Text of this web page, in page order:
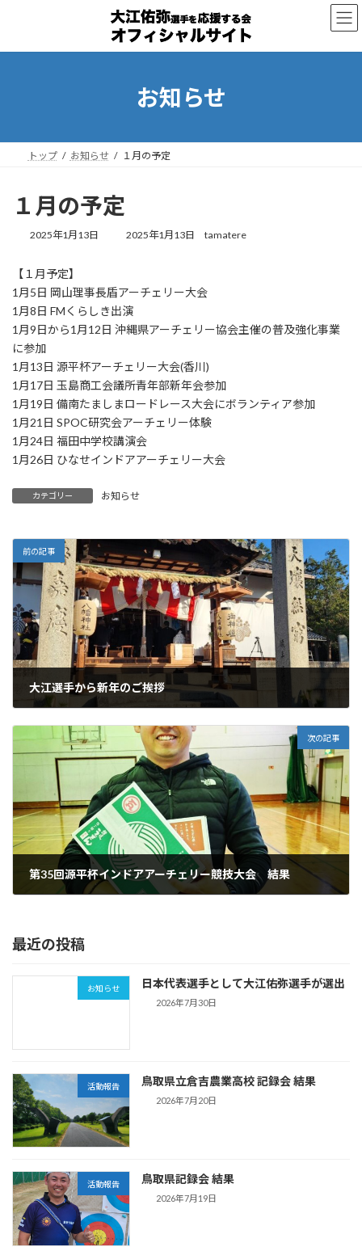
ン
ー
お知らせ
トップ お知らせ １月の予定
１月の予定
2025年1月13日
最
日
時
:
2025年1月13日 tamatere
【１月予定】
1月5日 岡山理事長盾アーチェリー大会
1月8日 FMくらしき出演
1月9日から1月12日 沖縄県アーチェリー協会主催の普及強化事業
に参加
1月13日 源平杯アーチェリー大会(香川)
1月17日 玉島商工会議所青年部新年会参加
1月19日 備南たましまロードレース大会にボランティア参加
1月21日 SPOC研究会アーチェリー体験
1月24日 福田中学校講演会
1月26日 ひなせインドアアーチェリー大会
カテゴリー お知らせ
前の記事
大江選手から新年のご挨拶
次の記事
第35回源平杯インドアアーチェリー競技大会 結果
最近の投稿
お知らせ 日本代表選手として大江佑弥選手が選出
2026年7月30日
活動報告 鳥取県立倉吉農業高校 記録会 結果
2026年7月20日
活動報告 鳥取県記録会 結果
2026年7月19日